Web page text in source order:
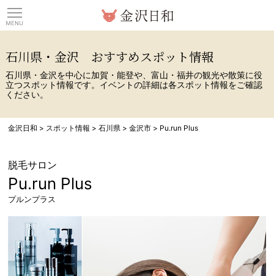
石川県・金沢 おすすめスポット情報
石川県・金沢を中心に加賀・能登や、富山・福井の観光や散策に役
立つスポット情報です。イベントの詳細は各スポット情報をご確認
ください。
金沢日和 > スポット情報 >石川県 >金沢市 > Pu.run Plus
脱毛サロン
Pu.run Plus
プルンプラス